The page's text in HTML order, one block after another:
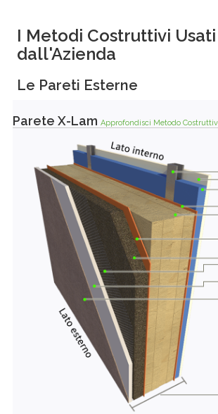
I Metodi Costruttivi Usati
dall'Azienda
Le Pareti Esterne
Parete X-Lam Approfondisci Metodo